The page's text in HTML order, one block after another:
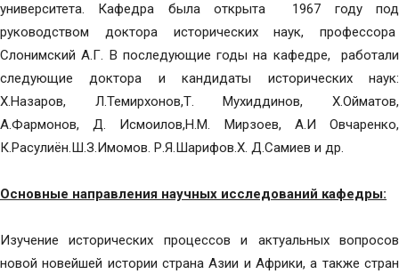
университета. Кафедра была открыта 1967 году под
руководством доктора исторических наук, профессора
Слонимский А.Г. В последующие годы на кафедре, работали
следующие доктора и кандидаты исторических наук:
Х.Назаров, Л.Темирхонов,Т. Мухиддинов, Х.Ойматов,
А.Фармонов, Д. Исмоилов,Н.М. Мирзоев, А.И Овчаренко,
К.Расулиён.Ш.З.Имомов. Р.Я.Шарифов.Х. Д.Самиев и др.
Основные направления научных исследований кафедры:
Изучение исторических процессов и актуальных вопросов
новой новейшей истории страна Азии и Африки, а также стран